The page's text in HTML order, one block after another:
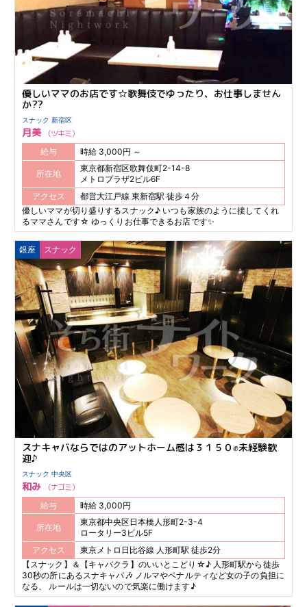
優しいママのお店です☆歌舞伎でゆったり、お仕事しません
か??
スナック 新宿区
月美 ツキミ
給与 時給 3,000円 ～
所在地
東京都新宿区歌舞伎町2-14-8
メトロプラザ2ビル6F
アクセス
都営大江戸線 東新宿駅 徒歩４分
優しいママが切り盛りするスナック♪ いつも家族のように接してくれ
るママさんです☆ ゆっくりお仕事できるお店です✨
銀座 スナック
スナキャバならではのアットホーム感は３１５０✊未経験歓
迎♪
スナック 中央区
和み ナゴミ
給与 時給 3,000円
所在地
東京都中央区日本橋人形町2-3-4
ロータリー3ビル5F
アクセス
東京メトロ日比谷線 人形町駅 徒歩2分
【スナック】＆【キャバクラ】のいいとこどり☆♪ 人形町駅から徒歩
30秒の所にあるスナキャバ🎶 ノルマやペナルティなど女の子の負担に
なる、 ルールは一切ないので気楽に働けます♪